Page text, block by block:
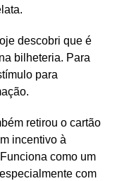
descobri que é
bilheteria. Para
para
retirou o cartão
incentivo à
como um
com